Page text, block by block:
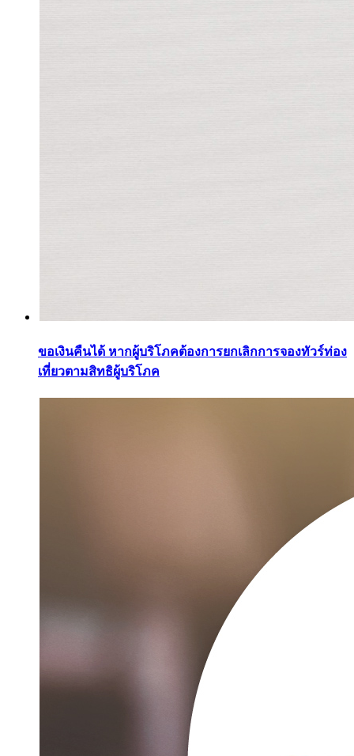
ขอเงินคืนได้ หากผู้บริโภคต้องการยกเลิกการจองทัวร์ท่อง
เที่ยวตามสิทธิผู้บริโภค